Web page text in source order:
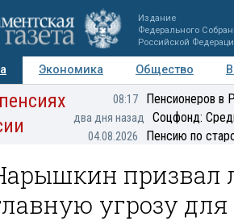
Издание
Федерального
Российской
Экономика Общество
Персоны Мнения Регионы
08:17 Пенсионеров в
два дня назад Соцфонд:
04.08.2026 Пенсию по
призвал
угрозу для